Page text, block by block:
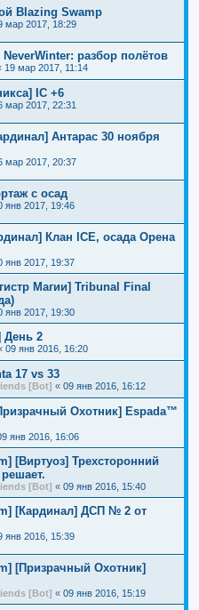
Blazing Swamp
мар 2017, 18:29
разбор полётов
19 мар 2017, 11:14
IC +6
мар 2017, 22:31
Антарас 30 ноября
мар 2017, 20:37
с осад
янв 2017, 19:46
Клан ICE, осада Орена
янв 2017, 19:37
Магии] Tribunal Final
янв 2017, 19:30
День 2
09 янв 2016, 16:20
17 vs 33
[Bot] « 09 янв 2016, 16:12
Охотник] Espada™
янв 2016, 16:06
[Виртуоз] Трехсторонний
[Bot] « 09 янв 2016, 15:40
[Кардинал] ДСП № 2 от
янв 2016, 15:39
[Призрачный Охотник]
[Bot] « 09 янв 2016, 15:19